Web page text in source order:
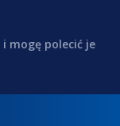
mogę polecić je